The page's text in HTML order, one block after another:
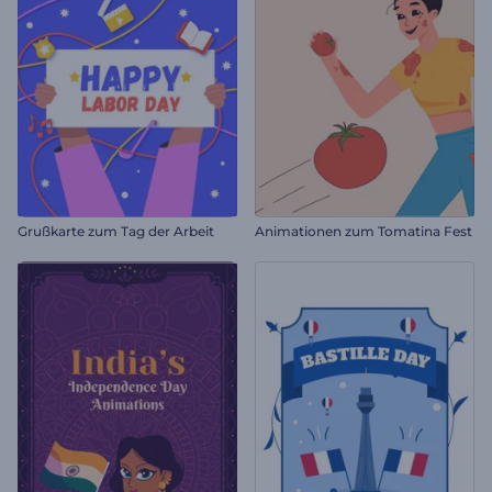
Grußkarte zum Tag der Arbeit Animationen zum Tomatina Fest